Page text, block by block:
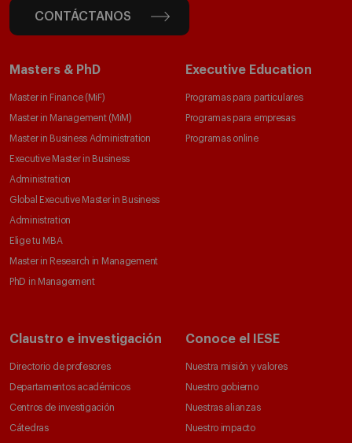
CONTÁCTANOS
Masters & PhD
Master in Finance (MiF)
Master in Management (MiM)
Master in Business Administration
Executive Master in Business
Administration
Global Executive Master in Business
Administration
Elige tu MBA
Master in Research in Management
PhD in Management
Executive Education
Programas para particulares
Programas para empresas
Programas online
Claustro e investigación
Directorio de profesores
Departamentos académicos
Centros de investigación
Cátedras
Conoce el IESE
Nuestra misión y valores
Nuestro gobierno
Nuestras alianzas
Nuestro impacto